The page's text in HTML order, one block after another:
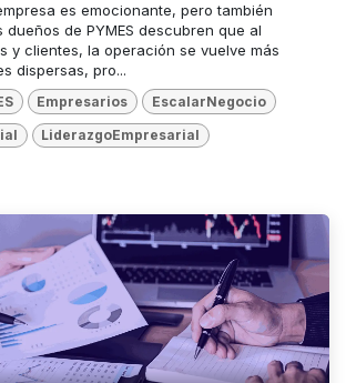
es emocionante, pero también
de PYMES descubren que al
y clientes, la operación se vuelve más
dispersas, pro...
Empresarios EscalarNegocio
LiderazgoEmpresarial